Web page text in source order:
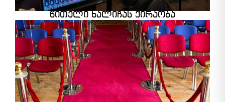
წითელი ხალიჩას ქირაობა